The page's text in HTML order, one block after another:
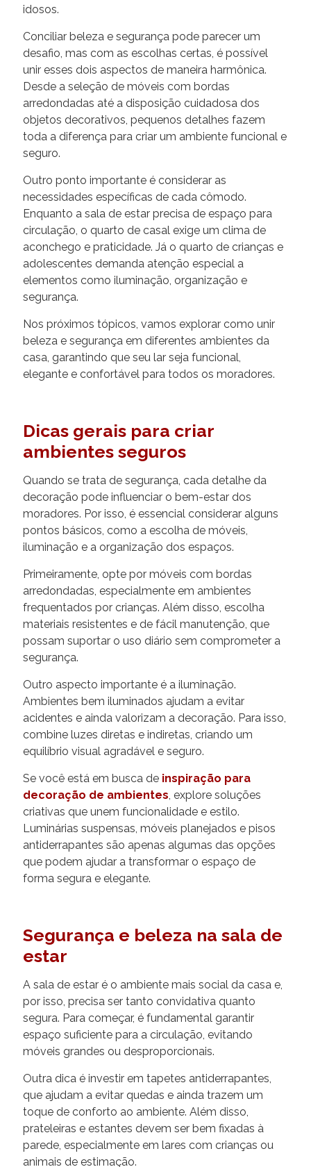
idosos.
Conciliar beleza e segurança pode parecer um
desafio, mas com as escolhas certas, é possível
unir esses dois aspectos de maneira harmônica.
Desde a seleção de móveis com bordas
arredondadas até a disposição cuidadosa dos
objetos decorativos, pequenos detalhes fazem
toda a diferença para criar um ambiente funcional e
seguro.
Outro ponto importante é considerar as
necessidades específicas de cada cômodo.
Enquanto a sala de estar precisa de espaço para
circulação, o quarto de casal exige um clima de
aconchego e praticidade. Já o quarto de crianças e
adolescentes demanda atenção especial a
elementos como iluminação, organização e
segurança.
Nos próximos tópicos, vamos explorar como unir
beleza e segurança em diferentes ambientes da
casa, garantindo que seu lar seja funcional,
elegante e confortável para todos os moradores.
Dicas gerais para criar
ambientes seguros
Quando se trata de segurança, cada detalhe da
decoração pode influenciar o bem-estar dos
moradores. Por isso, é essencial considerar alguns
pontos básicos, como a escolha de móveis,
iluminação e a organização dos espaços.
Primeiramente, opte por móveis com bordas
arredondadas, especialmente em ambientes
frequentados por crianças. Além disso, escolha
materiais resistentes e de fácil manutenção, que
possam suportar o uso diário sem comprometer a
segurança.
Outro aspecto importante é a iluminação.
Ambientes bem iluminados ajudam a evitar
acidentes e ainda valorizam a decoração. Para isso,
combine luzes diretas e indiretas, criando um
equilíbrio visual agradável e seguro.
Se você está em busca de inspiração para
decoração de ambientes , explore soluções
criativas que unem funcionalidade e estilo.
Luminárias suspensas, móveis planejados e pisos
antiderrapantes são apenas algumas das opções
que podem ajudar a transformar o espaço de
forma segura e elegante.
Segurança e beleza na sala de
estar
A sala de estar é o ambiente mais social da casa e,
por isso, precisa ser tanto convidativa quanto
segura. Para começar, é fundamental garantir
espaço suficiente para a circulação, evitando
móveis grandes ou desproporcionais.
Outra dica é investir em tapetes antiderrapantes,
que ajudam a evitar quedas e ainda trazem um
toque de conforto ao ambiente. Além disso,
prateleiras e estantes devem ser bem fixadas à
parede, especialmente em lares com crianças ou
animais de estimação.